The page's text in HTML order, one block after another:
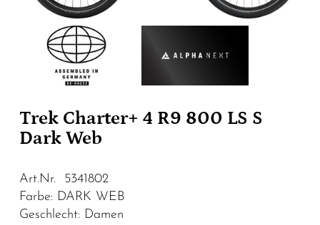
Trek Charter+ 4 R9 800 LS S
Dark Web
Art.Nr. 5341802
Farbe: DARK WEB
Geschlecht: Damen